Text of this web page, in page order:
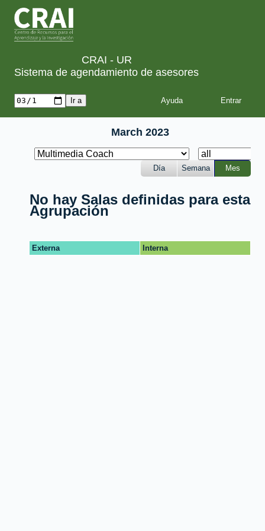
CRAI - UR
Sistema de agendamiento de asesores
Ayuda
March 2023
Día Semana Mes
No hay Salas definidas para esta
Agrupación
Externa Interna